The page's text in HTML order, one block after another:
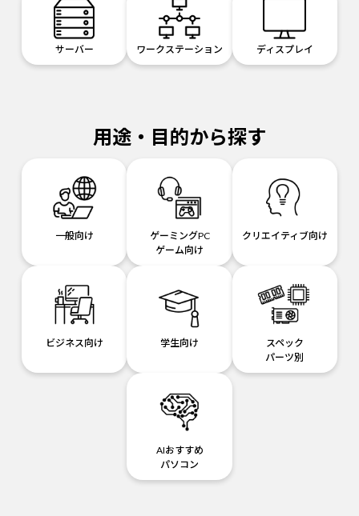
サーバー ワークステーション ディスプレイ
用途・目的から探す
一般向け
ゲーミングPC
ゲーム向け
クリエイティブ向け
ビジネス向け 学生向け
スペック
パーツ別
AIおすすめ
パソコン